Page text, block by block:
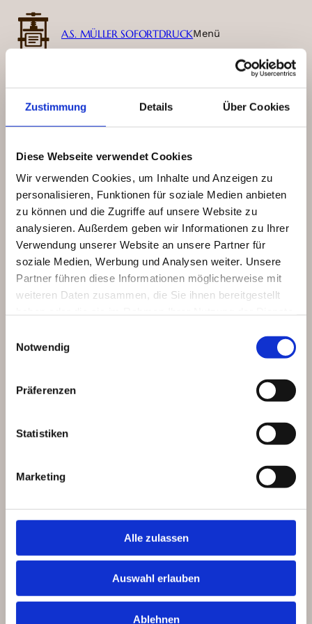
Zustimmung Details Über Cookies
Diese Webseite verwendet Cookies
Wir verwenden Cookies, um Inhalte und Anzeigen zu
personalisieren, Funktionen für soziale Medien anbieten
zu können und die Zugriffe auf unsere Website zu
analysieren. Außerdem geben wir Informationen zu Ihrer
Verwendung unserer Website an unsere Partner für
soziale Medien, Werbung und Analysen weiter. Unsere
Partner führen diese Informationen möglicherweise mit
weiteren Daten zusammen, die Sie ihnen bereitgestellt
Notwendig
Präferenzen
Statistiken
Marketing
Alle zulassen
Auswahl erlauben
Ablehnen
A.S. MÜLLER SOFORTDRUCKMenü
Schlagwort: schilder
Großformat &
Werbetechnik
5. Januar 2026Uncategorized
Sichtbarkeit, die wirkt Großformatige
Drucke und Werbetechnik sorgen
dafür, dass Inhalte sichtbar werden –
Botschaften, machen Marken erlebbar
Sie dabei nicht nur in der Produktion,
A.S. Müller Sofortdruck GmbH